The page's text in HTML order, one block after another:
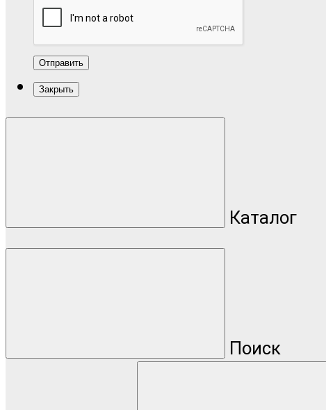
Отправить
Закрыть
Каталог
Поиск